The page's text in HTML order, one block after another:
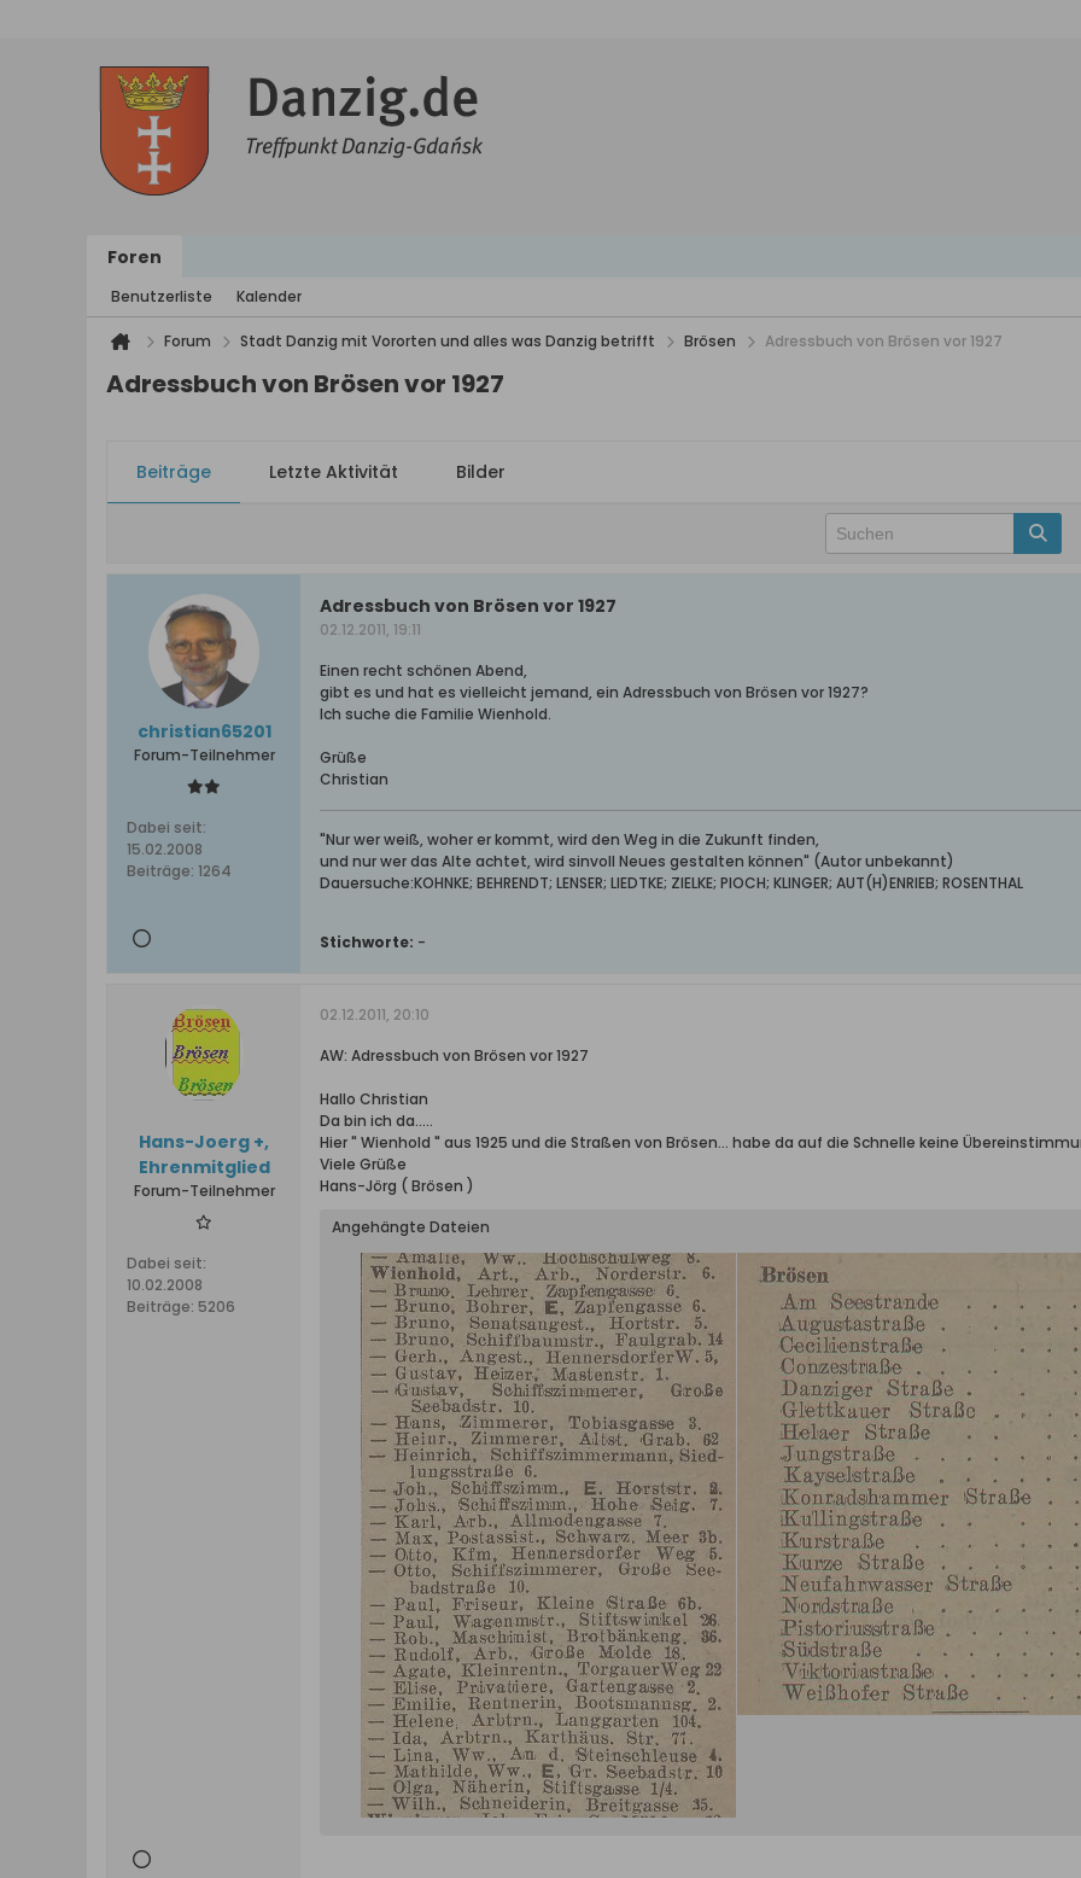
Foren
Benutzerliste Kalender
Forum Stadt Danzig mit Vororten und alles was Danzig betrifft Brösen Adressbuch von Brösen vor 1927
Adressbuch von Brösen vor 1927
Beiträge Letzte Aktivität Bilder
christian65201
Forum-Teilnehmer
Dabei seit:
15.02.2008
Beiträge: 1264
Adressbuch von Brösen vor 1927
02.12.2011, 19:11
Einen recht schönen Abend,
gibt es und hat es vielleicht jemand, ein Adressbuch von Brösen vor 1927?
Ich suche die Familie Wienhold.
Grüße
Christian
"Nur wer weiß, woher er kommt, wird den Weg in die Zukunft finden,
und nur wer das Alte achtet, wird sinvoll Neues gestalten können" (Autor unbekannt)
Dauersuche:KOHNKE; BEHRENDT; LENSER; LIEDTKE; ZIELKE; PIOCH; KLINGER; AUT(H)ENRIEB; ROSENTHAL
Stichworte: -
Hans-Joerg +,
Ehrenmitglied
Forum-Teilnehmer
Dabei seit:
10.02.2008
Beiträge: 5206
02.12.2011, 20:10
AW: Adressbuch von Brösen vor 1927
Hallo Christian
Da bin ich da.....
Hier " Wienhold " aus 1925 und die Straßen von Brösen... habe da auf die Schnelle keine
Viele Grüße
Hans-Jörg ( Brösen )
Angehängte Dateien